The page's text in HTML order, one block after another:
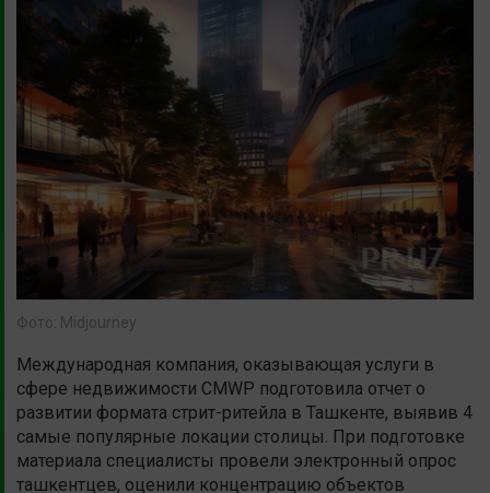
Фото: Midjourney
Международная компания, оказывающая услуги в
сфере недвижимости CMWP подготовила отчет о
развитии формата стрит-ритейла в Ташкенте, выявив 4
самые популярные локации столицы. При подготовке
материала специалисты провели электронный опрос
ташкентцев, оценили концентрацию объектов